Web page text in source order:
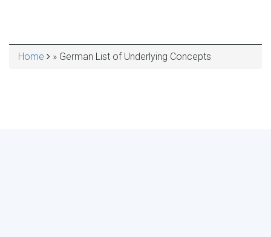
Home German List of Underlying Concepts